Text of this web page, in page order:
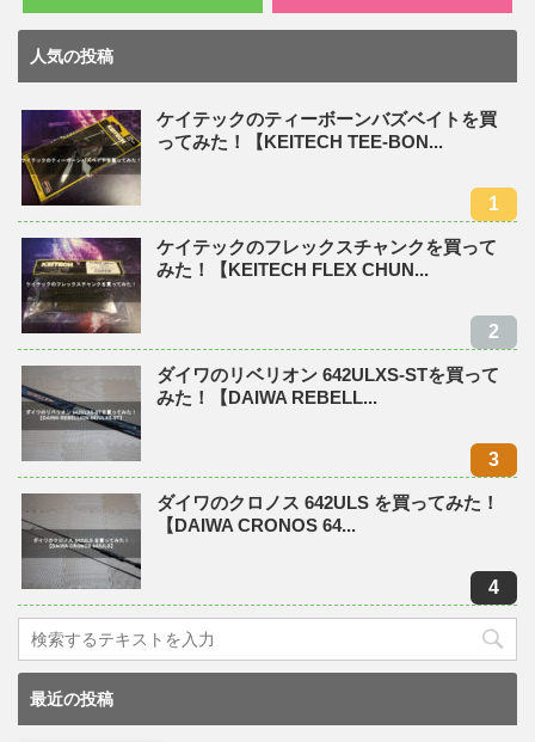
人気の投稿
ケイテックのティーボーンバズベイトを買
ってみた！【KEITECH TEE-BON...
ケイテックのフレックスチャンクを買って
みた！【KEITECH FLEX CHUN...
ダイワのリベリオン 642ULXS-STを買って
みた！【DAIWA REBELL...
ダイワのクロノス 642ULS を買ってみた！
【DAIWA CRONOS 64...
最近の投稿